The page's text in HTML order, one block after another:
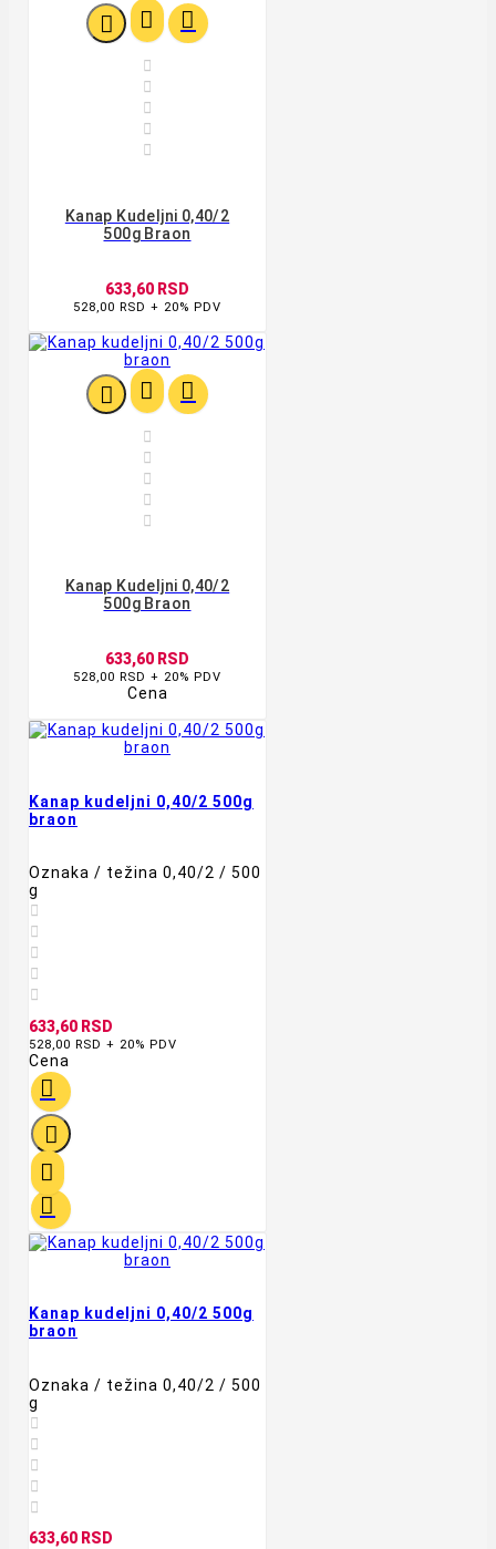
  





Kanap Kudeljni 0,40/2
500g Braon
633,60 RSD
528,00 RSD + 20% PDV
  





Kanap Kudeljni 0,40/2
500g Braon
633,60 RSD
528,00 RSD + 20% PDV
Cena
Kanap kudeljni 0,40/2 500g
braon
Oznaka / težina 0,40/2 / 500
g





633,60 RSD
528,00 RSD + 20% PDV
Cena




Kanap kudeljni 0,40/2 500g
braon
Oznaka / težina 0,40/2 / 500
g





633,60 RSD